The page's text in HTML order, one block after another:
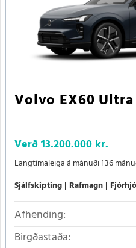
Volvo EX60
Verð13.200.000 kr.
Langtímaleiga á mánuði í 36
Sjálfskipting Rafmagn
Afhending:
Birgðastaða: